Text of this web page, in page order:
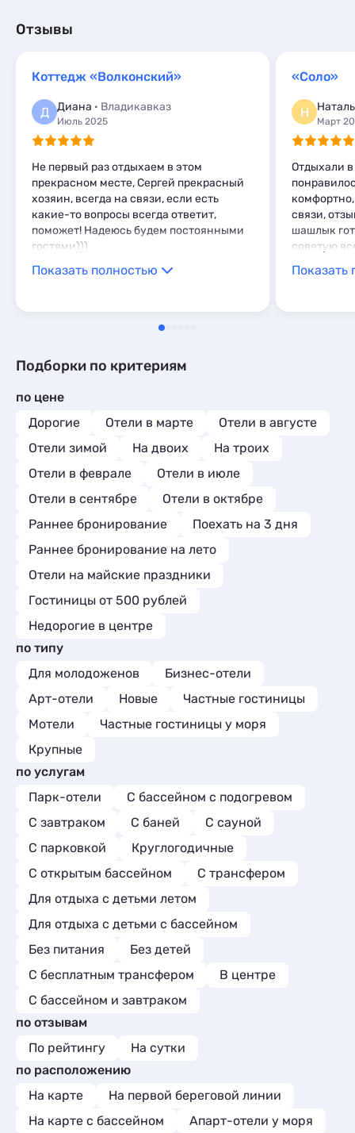
Апартаменты
Квартиры посуточно
Санатории 2
Комнаты 3
Апартаменты
Мини-отели
Гостиницы и отели
Базы отдыха 1
Апартаменты 2
Глэмпинги 1
Отзывы
Коттедж «Волконский»
Д Диана · Владикавказ
Июль 2025
Не первый раз отдыхаем в этом
прекрасном месте, Сергей прекрасный
хозяин, всегда на связи, если есть
какие-то вопросы всегда ответит,
поможет! Надеюсь будем постоянными
гостями)))
Показать полностью
«Соло»
Н
Март
Отдыхали в
связи,
шашлык
советую
Показать
Подборки по критериям
по цене
Дорогие
Отели в марте
Отели в августе
Отели зимой
На двоих
На троих
Отели в феврале
Отели в июле
Отели в сентябре
Отели в октябре
Раннее бронирование
Поехать на 3 дня
Раннее бронирование на лето
Отели на майские праздники
Гостиницы от 500 рублей
Недорогие в центре
по типу
Для молодоженов
Бизнес-отели
Арт-отели
Новые
Частные гостиницы
Мотели
Частные гостиницы у моря
Крупные
по услугам
Парк-отели
С бассейном с подогревом
С завтраком
С баней
С сауной
С парковкой
Круглогодичные
С открытым бассейном
С трансфером
Для отдыха с детьми летом
Для отдыха с детьми с бассейном
Без питания
Без детей
С бесплатным трансфером
В центре
С бассейном и завтраком
по отзывам
По рейтингу
На сутки
по расположению
На карте
На первой береговой линии
На карте с бассейном
Апарт-отели у моря